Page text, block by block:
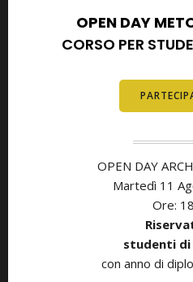
OPEN DAY
CORSO PER
OPEN DAY
Martedì 11
Ore:
studenti di
con anno di